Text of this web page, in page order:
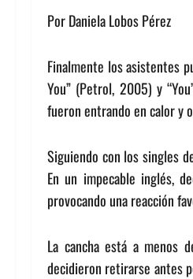
Por Daniela Lobos Pérez
Finalmente los asistentes
You” (Petrol, 2005) y
fueron entrando en calor y
Siguiendo con los singles
En un impecable inglés,
provocando una reacción
La cancha está a menos
decidieron retirarse antes